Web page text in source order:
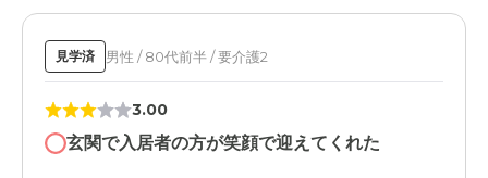
見学済 男性 / 80代前半 / 要介護2
3.00
玄関で入居者の方が笑顔で迎えてくれた